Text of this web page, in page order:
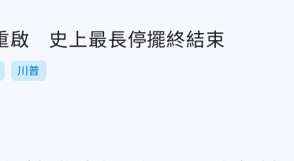
啟 史上最長停擺終結束
川普